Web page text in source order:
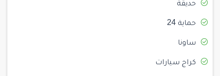
حديقة
حماية 24
ساونا
كراج سيارات